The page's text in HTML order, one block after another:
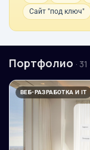
Сайт "под ключ"
Портфолио · 31
ВЕБ-РАЗРАБОТКА И IT